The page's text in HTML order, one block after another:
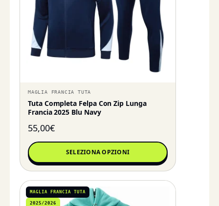
MAGLIA FRANCIA TUTA
Tuta Completa Felpa Con Zip Lunga
Francia 2025 Blu Navy
55,00€
SELEZIONA OPZIONI
MAGLIA FRANCIA TUTA
2025/2026